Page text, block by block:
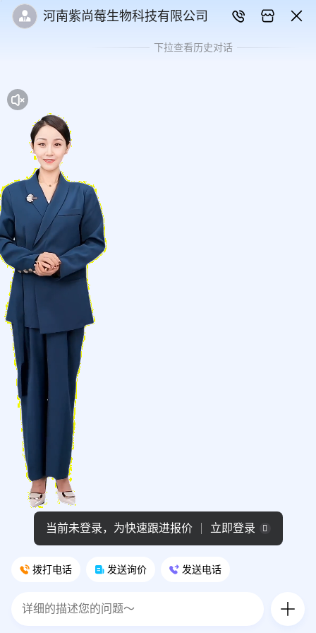
河南紫尚莓生物科技有限公司
下拉查看历史对话
拨打电话 发送询价 发送电话
当前未登录，为快速跟进报价 立即登录